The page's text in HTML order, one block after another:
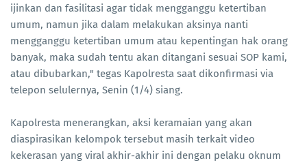
ijinkan dan fasilitasi agar tidak mengganggu ketertiban
umum, namun jika dalam melakukan aksinya nanti
mengganggu ketertiban umum atau kepentingan hak orang
banyak, maka sudah tentu akan ditangani sesuai SOP kami,
atau dibubarkan," tegas Kapolresta saat dikonfirmasi via
telepon selulernya, Senin (1/4) siang.
Kapolresta menerangkan, aksi keramaian yang akan
diaspirasikan kelompok tersebut masih terkait video
kekerasan yang viral akhir-akhir ini dengan pelaku oknum